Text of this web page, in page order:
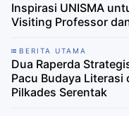
Inspirasi UNISMA
Visiting Professor
BERITA UTAMA
Dua Raperda
Pacu Budaya Literasi
Pilkades Serentak